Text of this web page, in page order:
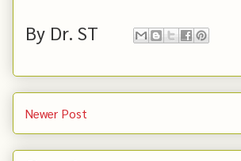
By Dr. ST
Newer Post